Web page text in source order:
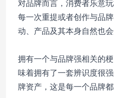
对品牌而言，消费者乐意
每一次重提或者创作与品
动、产品及其本身自然也会
拥有一个与品牌强相关的梗
味着拥有了一套辨识度很
牌资产，这是每一个品牌都